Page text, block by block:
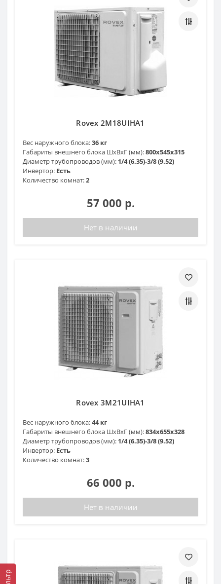
Rovex 2M18UIHA1
Вес наружного блока:36 кг
Габариты внешнего блока ШхВхГ (мм):800х545х315
Диаметр трубопроводов (мм): 1/4 (6.35)-3/8 (9.52)
Инвертор: Есть
Количество комнат:2
57 000 р.
Нет в наличии
Rovex 3M21UIHA1
Вес наружного блока:44 кг
Габариты внешнего блока ШхВхГ (мм):834х655х328
Диаметр трубопроводов (мм): 1/4 (6.35)-3/8 (9.52)
Инвертор: Есть
Количество комнат:3
66 000 р.
Нет в наличии